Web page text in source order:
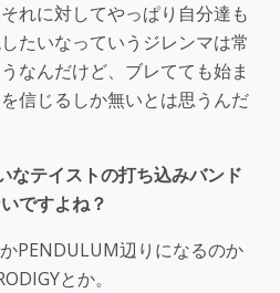
れに対してやっぱり自分達も
たいなっていうジレンマは常
なんだけど、ブレてても始ま
信じるしか無いとは思うんだ
テイストの打ち込みバンド
ですよね？
PENDULUM辺りになるのか
とか。